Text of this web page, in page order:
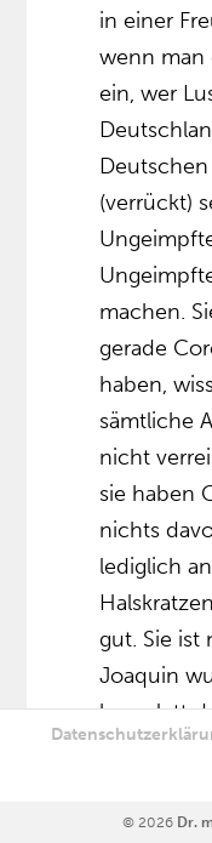
in einer
wenn man
ein, wer
(verrückt)
machen.
gerade
haben,
sämtliche
nicht
sie haben
nichts
lediglich
gut. Sie ist
Joaquin
komplett
und ihm
richtig
© 2026 Dr.